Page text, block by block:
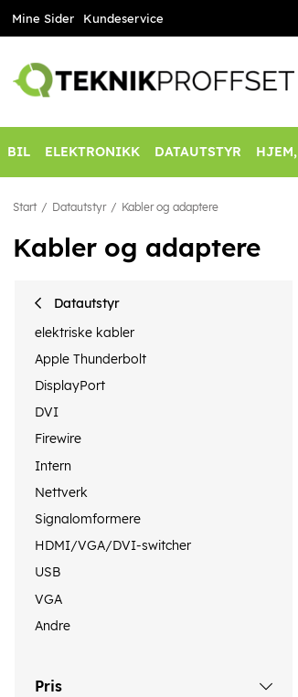
Mine Sider Kundeservice
BIL ELEKTRONIKK DATAUTSTYR
Start Datautstyr Kabler og adaptere
Kabler og adaptere
Datautstyr
elektriske kabler
Apple Thunderbolt
DisplayPort
DVI
Firewire
Intern
Nettverk
Signalomformere
HDMI/VGA/DVI-switcher
USB
VGA
Andre
Pris